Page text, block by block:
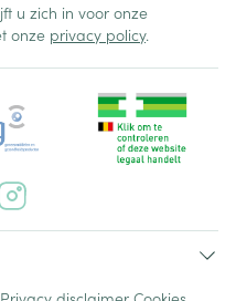
u zich in voor onze
onze privacy policy.